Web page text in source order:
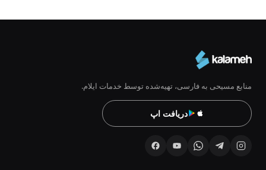
منابع مسیحی به فارسی، تهیه‌شده توسط خدمات ایلام.
دریافت اپ